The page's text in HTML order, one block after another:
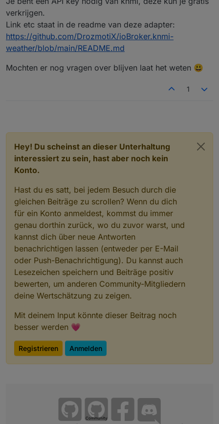
verkrijgen.
Link etc staat in de readme van deze adapter:
https://github.com/DrozmotiX/ioBroker.knmi-
weather/blob/main/README.md
Mochten er nog vragen over blijven laat het weten 😃
1
Hey! Du scheinst an dieser Unterhaltung
interessiert zu sein, hast aber noch kein
Konto.
Hast du es satt, bei jedem Besuch durch die
gleichen Beiträge zu scrollen? Wenn du dich
für ein Konto anmeldest, kommst du immer
genau dorthin zurück, wo du zuvor warst, und
kannst dich über neue Antworten
benachrichtigen lassen (entweder per E-Mail
oder Push-Benachrichtigung). Du kannst auch
Lesezeichen speichern und Beiträge positiv
bewerten, um anderen Community-Mitgliedern
deine Wertschätzung zu zeigen.
Mit deinem Input könnte dieser Beitrag noch
besser werden 💗
Registrieren Anmelden
Community